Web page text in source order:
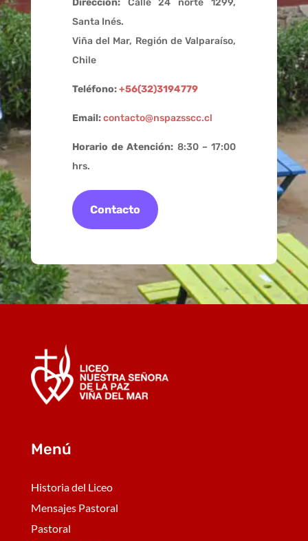
Dirección:Calle 24 norte 1299,
Santa Inés.
Viña del Mar, Región de Valparaíso,
Chile
Teléfono:+56(32)3194779
Email:contacto@nspazsscc.cl
Horario de Atención: 8:30 – 17:00
hrs.
Contacto
Menú
Historia del Liceo
Mensajes Pastoral
Pastoral